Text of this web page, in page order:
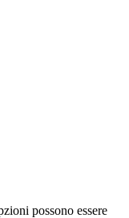
possono essere